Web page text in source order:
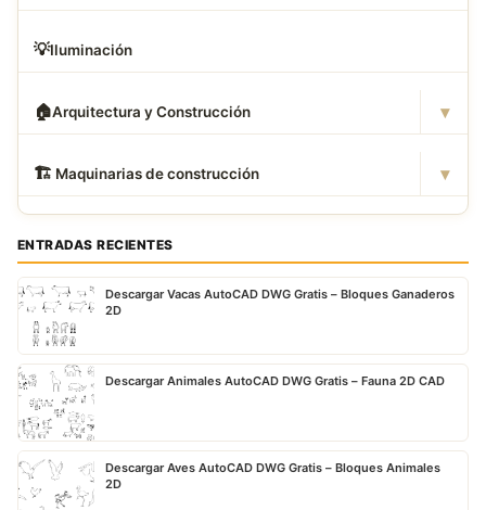
💡Iluminación
🏠Arquitectura y Construcción ▾
🏗 ️ Maquinarias de construcción ▾
ENTRADAS RECIENTES
Descargar Vacas AutoCAD DWG Gratis – Bloques Ganaderos
2D
Descargar Animales AutoCAD DWG Gratis – Fauna 2D CAD
Descargar Aves AutoCAD DWG Gratis – Bloques Animales
2D